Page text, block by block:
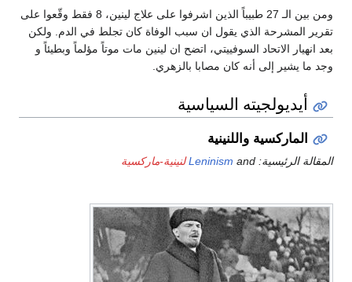
ومن بين الـ 27 طبيباً الذين اشرفوا على علاج لينين، 8 فقط وقّعوا على
تقرير المشرحة الذي يقول ان سبب الوفاة كان تجلط في الدم. ولكن
بعد انهيار الاتحاد السوفييتي، اتضح ان لينين مات موتاً مؤلماً وبطيئاً و
وجد ما يشير إلى أنه كان مصابا بالزهري.
أيديولجيته السياسية
الماركسية واللنينية
المقالة الرئيسية: Leninism and لنينية-ماركسية